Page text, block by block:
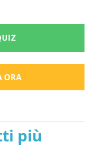
ORA
più